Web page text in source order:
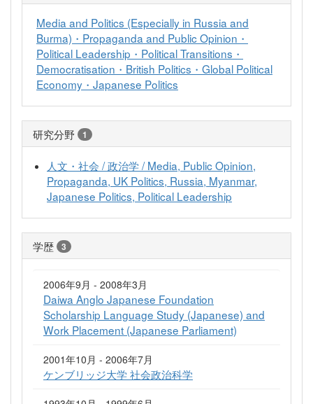
Media and Politics (Especially in Russia and
Burma)・Propaganda and Public Opinion・
Political Leadership・Political Transitions・
Democratisation・British Politics・Global Political
Economy・Japanese Politics
研究分野 1
人文・社会 / 政治学 / Media, Public Opinion,
Propaganda, UK Politics, Russia, Myanmar,
Japanese Politics, Political Leadership
学歴 3
2006年9月 - 2008年3月
Daiwa Anglo Japanese Foundation
Scholarship Language Study (Japanese) and
Work Placement (Japanese Parliament)
2001年10月 - 2006年7月
ケンブリッジ大学 社会政治科学